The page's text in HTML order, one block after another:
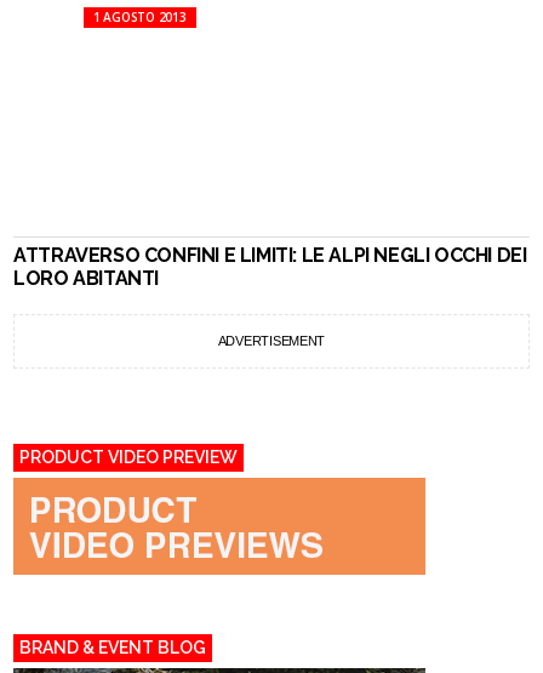
1 AGOSTO 2013
ATTRAVERSO CONFINI E LIMITI: LE ALPI NEGLI OCCHI DEI
LORO ABITANTI
ADVERTISEMENT
PRODUCT VIDEO PREVIEW
BRAND & EVENT BLOG